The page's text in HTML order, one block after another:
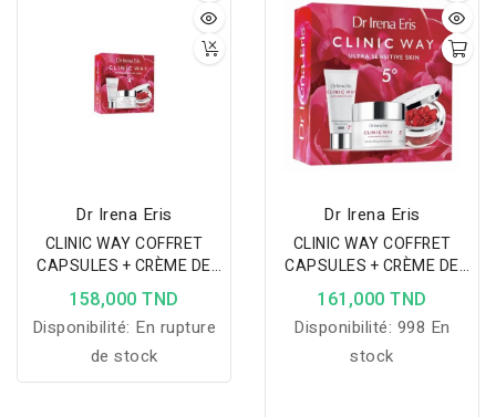
Dr Irena Eris
CLINIC WAY COFFRET
CAPSULES + CRÈME DE
JOUR 4 À -50% + CRÈME
DE NUIT 15 ML OFFERTE
158,000 TND
Disponibilité: En rupture
de stock
Dr Irena Eris
CLINIC WAY COFFRET
CAPSULES + CRÈME DE
JOUR 5 À -50% + CRÈME
DE NUIT 15 ML OFFERTE
161,000 TND
Disponibilité: 998 En
stock